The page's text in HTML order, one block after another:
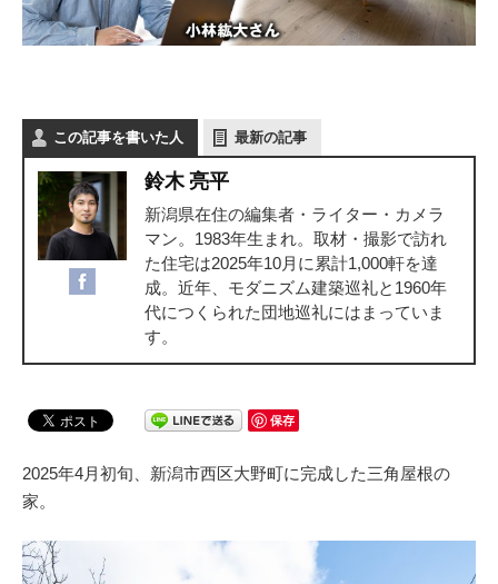
この記事を書いた人 最新の記事
鈴木 亮平
新潟県在住の編集者・ライター・カメラ
マン。1983年生まれ。取材・撮影で訪れ
た住宅は2025年10月に累計1,000軒を達
成。近年、モダニズム建築巡礼と1960年
代につくられた団地巡礼にはまっていま
す。
保存
2025年4月初旬、新潟市西区大野町に完成した三角屋根の
家。